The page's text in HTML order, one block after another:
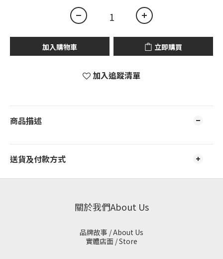
加入購物車 立即購買
加入追蹤清單
商品描述
送貨及付款方式
關於我們About Us
品牌故事 / About Us
實體店面 / Store